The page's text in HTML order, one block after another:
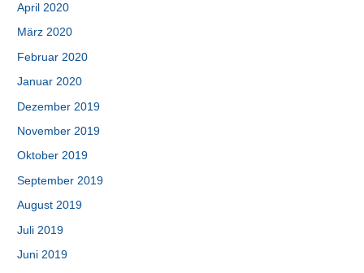
April 2020
März 2020
Februar 2020
Januar 2020
Dezember 2019
November 2019
Oktober 2019
September 2019
August 2019
Juli 2019
Juni 2019